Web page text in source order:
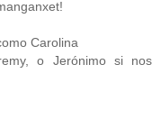
Carolina
o Jerónimo si nos